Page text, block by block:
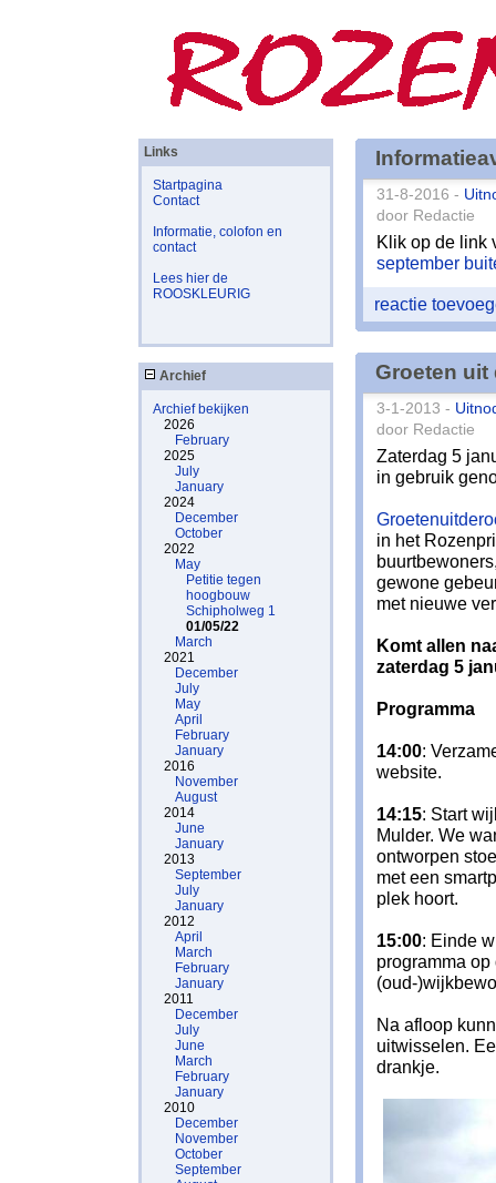
Links
Startpagina
Contact
Informatie, colofon en
contact
Lees hier de
ROOSKLEURIG
Archief
Archief bekijken
2026
February
2025
July
January
2024
December
October
2022
May
Petitie tegen
hoogbouw
Schipholweg 1
01/05/22
March
2021
December
July
May
April
February
January
2016
November
August
2014
June
January
2013
September
July
January
2012
April
March
February
January
2011
December
July
June
March
February
January
2010
December
November
October
September
31-8-2016 -
door Redactie
Klik op de link
september
reactie
Groeten uit
3-1-2013 -
door Redactie
Zaterdag 5
in gebruik
in het
gewone
met nieuwe
Komt allen
zaterdag 5
Programma
14:00:
website.
14:15: Start
Mulder. We
ontworpen
met een
plek hoort.
15:00: Einde
programma
(oud-
Na afloop
uitwisselen.
drankje.